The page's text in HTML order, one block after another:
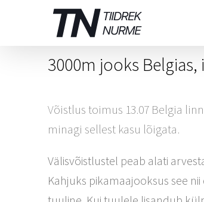
3000m jooks
Võistlus toimus 13.07 Belgia
minagi sellest kasu lõigata.
Välisvõistlustel peab alati
Kahjuks pikamaajooksus see